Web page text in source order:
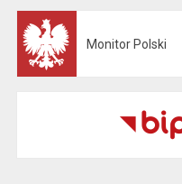
Monitor Polski